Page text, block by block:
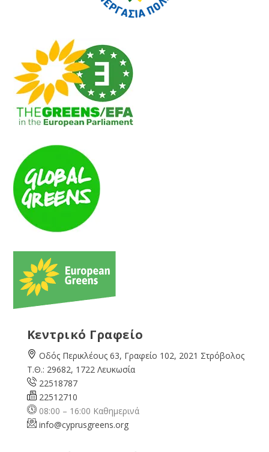
Κεντρικό Γραφείο
Οδός Περικλέους 63, Γραφείο 102, 2021 Στρόβολος
Τ.Θ.: 29682, 1722 Λευκωσία
22518787
22512710
08:00 – 16:00 Καθημερινά
info@cyprusgreens.org